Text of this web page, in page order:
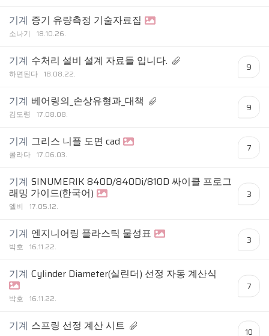
기계 증기 유량측정 기술자료집
소나기 18.10.26.
기계 수처리 설비 설계 자료들 입니다.
하면된다 18.08.22.
9
기계 베어링의_손상유형과_대책
김도령 17.08.08.
9
기계 그리스 니플 도면 cad
콜라다 17.06.03.
7
기계 SINUMERIK 840D/840Di/810D 싸이클 프로그
래밍 가이드(한국어)
엘비 17.05.12.
3
기계 엔지니어링 플라스틱 물성표
박호 16.11.22.
3
기계 Cylinder Diameter(실린더) 선정 자동 계산식
박호 16.11.22.
7
기계 스프링 선정 계산 시트 10